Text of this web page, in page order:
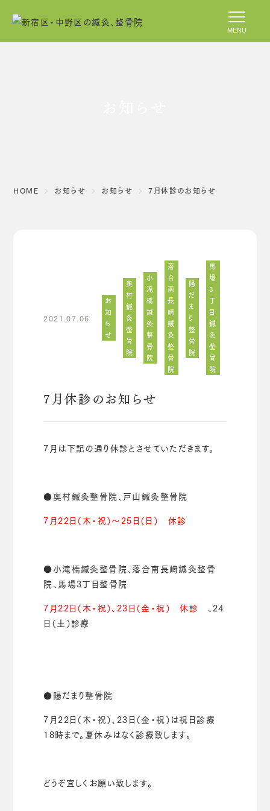
MENU
HOME お知らせ お知らせ 7月休診のお知らせ
2021.07.06
お
知
ら
せ
奥
村
鍼
灸
整
骨
院
小
滝
橋
鍼
灸
整
骨
院
落
合
南
長
崎
鍼
灸
整
骨
院
陽
だ
ま
り
整
骨
院
馬
場
3
丁
目
鍼
灸
整
骨
院
7月休診のお知らせ
7月は下記の通り休診とさせていただきます。
●奥村鍼灸整骨院、戸山鍼灸整骨院
7月22日（木・祝）～25日（日） 休診
●小滝橋鍼灸整骨院、落合南長崎鍼灸整骨
院、馬場3丁目整骨院
7月22日（木・祝）、23日（金・祝） 休診 、24
日（土）診療
●陽だまり整骨院
7月22日（木・祝）、23日（金・祝）は祝日診療
18時まで。夏休みはなく診療致します。
どうぞ宜しくお願い致します。